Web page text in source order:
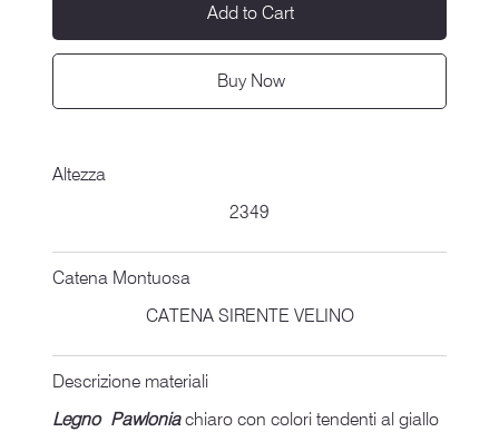
Add to Cart
Buy Now
Altezza
2349
Catena Montuosa
CATENA SIRENTE VELINO
Descrizione materiali
Legno Pawloniachiaro con colori tendenti al giallo